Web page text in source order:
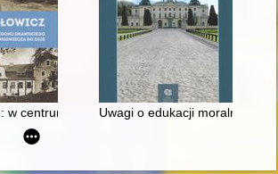
w centrum poligonu drawskiego od
Uwagi o edukacji moralnej